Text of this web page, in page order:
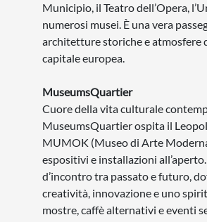
Municipio, il Teatro dell’Opera,
numerosi musei. È una vera
architetture storiche e atmosfere
capitale europea.
MuseumsQuartier
Cuore della vita culturale
MuseumsQuartier ospita il
MUMOK (Museo di Arte
espositivi e installazioni
d’incontro tra passato e futuro,
creatività, innovazione e uno
mostre, caffè alternativi e eventi